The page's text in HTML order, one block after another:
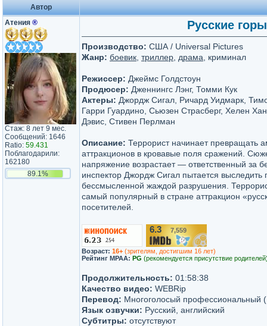
Автор
Атения ®
Стаж: 8 лет 9 мес.
Сообщений: 1646
Ratio: 59.431
Поблагодарили:
162180
89.1%
Русские
Производство: США / Universal Pictures
Жанр: боевик триллер драма , криминал
Режиссер: Джеймс Голдстоун
Продюсер: Дженнингс Лэнг, Томми Кук
Актеры: Джордж Сигал, Ричард Уидмарк,
Гарри Гуардино, Сьюзен Страсберг, Хелен
Дэвис, Стивен Перлман
Описание: Террорист начинает превращать
аттракционов в кровавые поля сражений.
напряжение возрастает — ответственный за
инспектор Джордж Сигал пытается выследить
бессмысленной жаждой разрушения.
самый популярный в стране аттракцион
посетителей.
6.3 7,559
Возраст: 16+ (зрителям, достигшим 16 лет)
Рейтинг MPAA: PG (рекомендуется присутствие
Продолжительность: 01:58:38
Качество видео: WEBRip
Перевод: Многоголосый профессиональный
Язык озвучки: Русский, английский
Субтитры: отсутствуют